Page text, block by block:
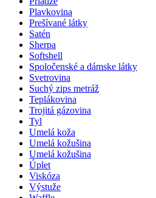
Plavkovina
Prešívané látky
Satén
Sherpa
Softshell
Spoločenské a dámske látky
Svetrovina
Suchý zips metráž
Teplákovina
Trojitá gázovina
Tyl
Umelá koža
Umelá kožušina
Umelá kožušina
Úplet
Viskóza
Výstuže